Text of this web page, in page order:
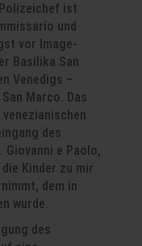
ist
und
vor Image-
Basilika San
Venedigs –
Marco. Das
des
Giovanni e Paolo,
Kinder zu mir
dem in
wurde.
des